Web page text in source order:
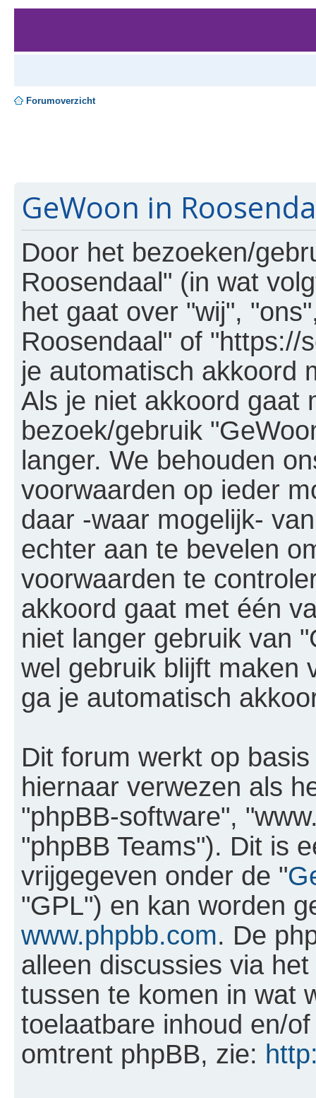
Forumoverzicht
GeWoon in
Door het bezoeken/
Roosendaal" (in wat
het gaat over "wij",
Roosendaal" of "https://
je automatisch akkoord
Als je niet akkoord gaat
bezoek/gebruik
langer. We behouden
voorwaarden op ieder
daar -waar mogelijk-
echter aan te bevelen
voorwaarden te
akkoord gaat met één
niet langer gebruik van
wel gebruik blijft maken
ga je automatisch
Dit forum werkt op
hiernaar verwezen als
"phpBB-software",
"phpBB Teams"). Dit is
vrijgegeven onder de "
"GPL") en kan worden
www.phpbb.com. De
alleen discussies via
tussen te komen in wat
toelaatbare inhoud en/
omtrent phpBB, zie: